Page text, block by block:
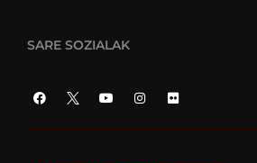
SARE SOZIALAK